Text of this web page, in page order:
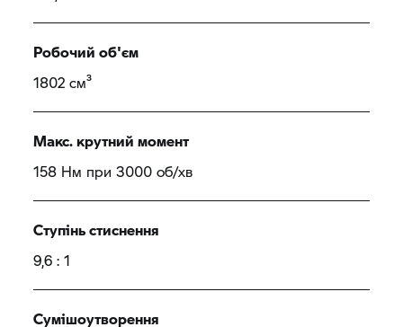
Робочий об'єм
1802 см³
Макс. крутний момент
158 Нм при 3000 об/хв
Ступінь стиснення
9,6 : 1
Сумішоутворення